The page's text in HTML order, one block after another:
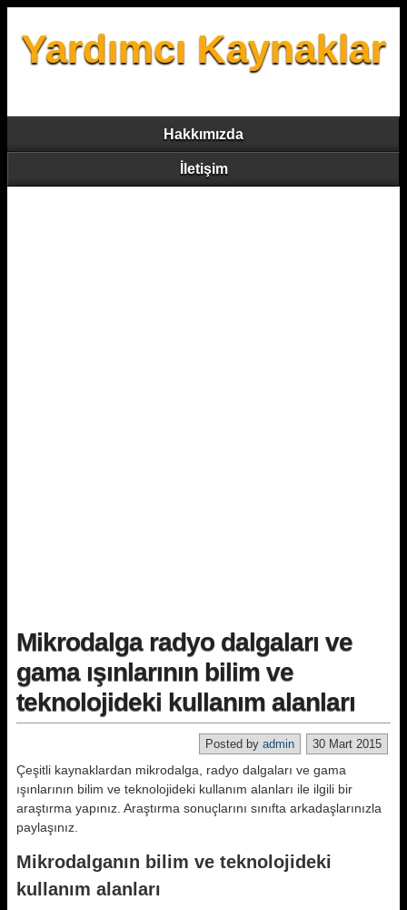
Yardımcı Kaynaklar
Hakkımızda
İletişim
Mikrodalga radyo dalgaları ve
gama ışınlarının bilim ve
teknolojideki kullanım alanları
30 Mart 2015
Posted by admin
Çeşitli kaynaklardan mikrodalga, radyo dalgaları ve gama
ışınlarının bilim ve teknolojideki kullanım alanları ile ilgili bir
araştırma yapınız. Araştırma sonuçlarını sınıfta arkadaşlarınızla
paylaşınız.
Mikrodalganın bilim ve teknolojideki
kullanım alanları